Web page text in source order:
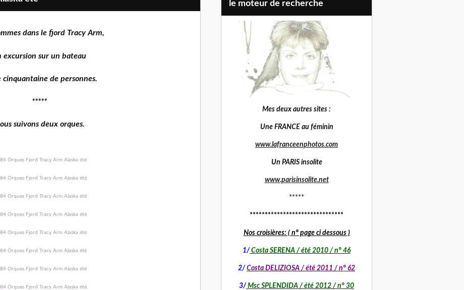
dans le fjord Tracy Arm,
excursion sur un bateau
cinquantaine de personnes.
*****
suivons deux orques.
le moteur de recherche
Mes deux autres sites :
Une FRANCE au féminin
www.lafranceenphotos.com
Un PARIS insolite
www.parisinsolite.net
*****
*******************************
Nos croisières: ( n° page ci dessous )
1/ Costa SERENA / été 2010 / n° 46
2/ Costa DELIZIOSA / été 2011 / n° 62
3/ Msc SPLENDIDA / été 2012 / n° 30